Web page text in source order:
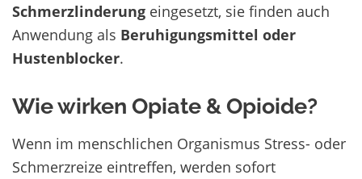
Schmerzlinderung eingesetzt, sie finden auch
Anwendung als Beruhigungsmittel oder
Hustenblocker.
Wie wirken Opiate & Opioide?
Wenn im menschlichen Organismus Stress- oder
Schmerzreize eintreffen, werden sofort